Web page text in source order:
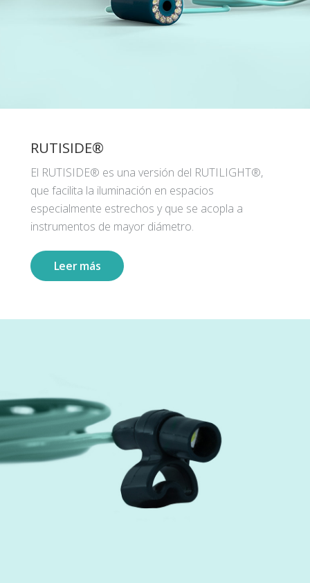
RUTISIDE®
El RUTISIDE® es una versión del RUTILIGHT®,
que facilita la iluminación en espacios
especialmente estrechos y que se acopla a
instrumentos de mayor diámetro.
Leer más